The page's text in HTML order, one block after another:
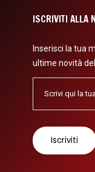
ISCRIVITI ALLA
Inserisci la tua
ultime novità